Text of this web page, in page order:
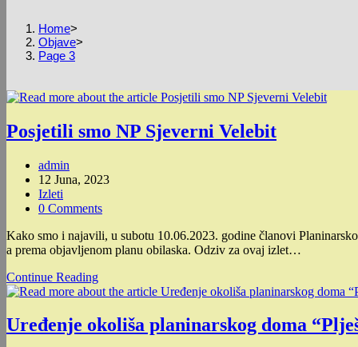
Home>
Objave>
Page 3
Posjetili smo NP Sjeverni Velebit
Post
author:
admin
Post
published:
12 Juna, 2023
Post
category:
Izleti
Post
0 Comments
Kako smo i najavili, u subotu 10.06.2023. godine članovi
a prema objavljenom planu obilaska. Odziv za ovaj izlet…
Continue ReadingPosjetili
smo
Sjeverni
Velebit
Uređenje okoliša planinarskog doma